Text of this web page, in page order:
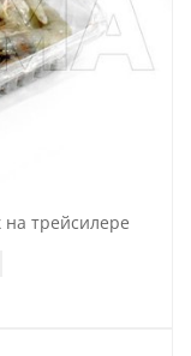
трейсилере